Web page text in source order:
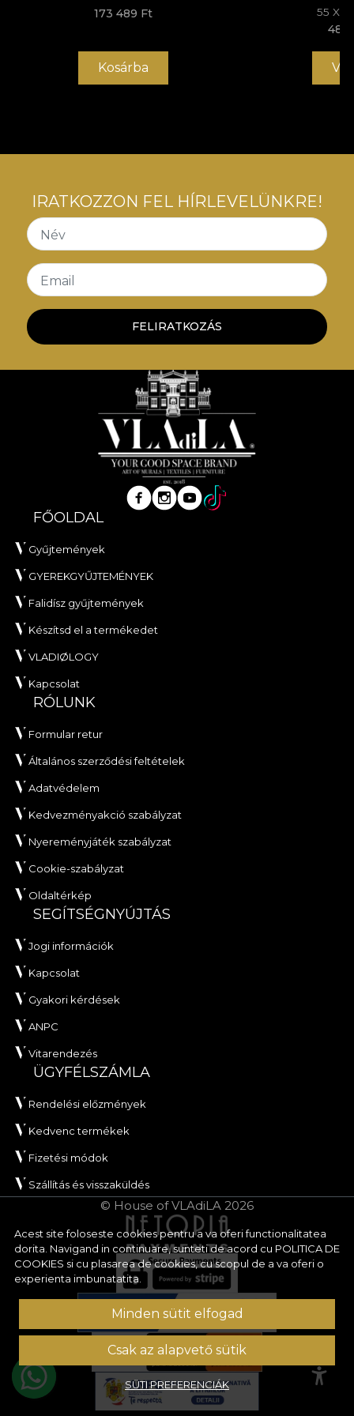
és hatékony átalakítási folyamatot, amely megfelel
173 489 Ft
Kosárba
55 X
48
Acest site foloseste cookies pentru a va oferi functionalitatea
dorita. Navigand in continuare, sunteti de acord cu POLITICA DE
COOKIES si cu plasarea de cookies, cu scopul de a va oferi o
experienta imbunatatita.
Minden sütit elfogad
Csak az alapvető sütik
SÜTI PREFERENCIÁK
IRATKOZZON FEL HÍRLEVELÜNKRE!
Név
Email
FELIRATKOZÁS
FŐOLDAL
Gyűjtemények
GYEREKGYŰJTEMÉNYEK
Falidísz gyűjtemények
Készítsd el a termékedet
VLADIØLOGY
Kapcsolat
RÓLUNK
Formular retur
Általános szerződési feltételek
Adatvédelem
Kedvezményakció szabályzat
Nyereményjáték szabályzat
Cookie-szabályzat
Oldaltérkép
SEGÍTSÉGNYÚJTÁS
Jogi információk
Kapcsolat
Gyakori kérdések
ANPC
Vitarendezés
ÜGYFÉLSZÁMLA
Rendelési előzmények
Kedvenc termékek
Fizetési módok
Szállítás és visszaküldés
© House of VLAdiLA 2026